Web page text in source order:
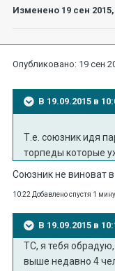
Изменено 19 сен
Опубликовано: 19 сен
В 19.09.2015 в
Т.е. союзник идя
торпеды которые
Союзник не виноват
10:22 Добавлено спустя 1
В 19.09.2015 в
ТС, я тебя
выше недавно 4